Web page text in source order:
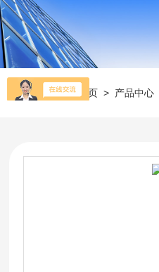
当前位置： 首页 > 产品中心